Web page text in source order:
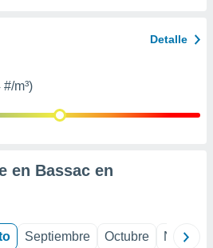
Detalle
m³)
en Bassac en
Septiembre Octubre